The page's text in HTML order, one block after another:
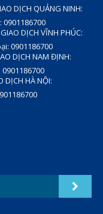
DỊCH QUẢNG NINH:
DỊCH VĨNH PHÚC:
0901186700
DỊCH NAM ĐỊNH:
DỊCH HÀ NỘI: